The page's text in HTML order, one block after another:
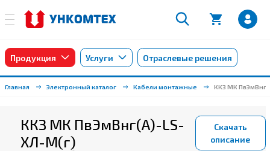
Продукция Услуги Отраслевые решения
Главная Электронный каталог Кабели монтажные ККЗ МК
ККЗ МК ПвЭмВнг(А)-LS-
ХЛ-М(г)
Скачать
описание